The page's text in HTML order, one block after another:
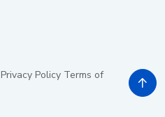
Privacy Policy Terms of